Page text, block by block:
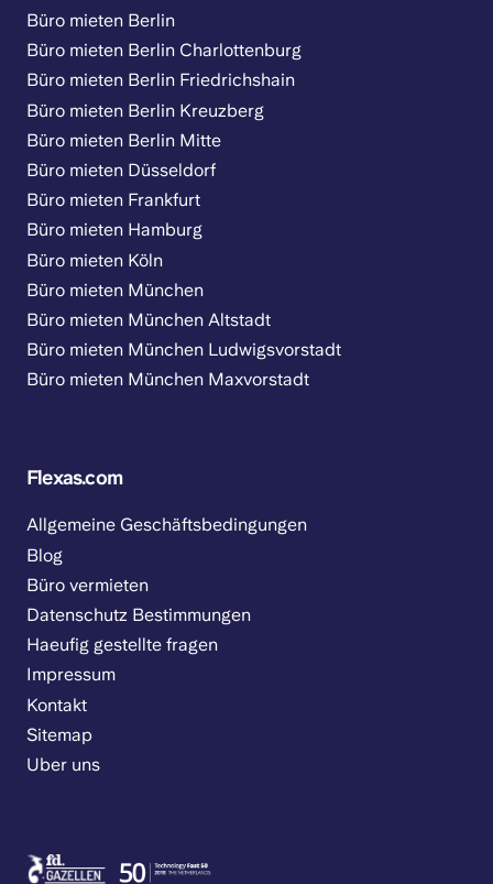
Büro mieten Berlin
Büro mieten Berlin Charlottenburg
Büro mieten Berlin Friedrichshain
Büro mieten Berlin Kreuzberg
Büro mieten Berlin Mitte
Büro mieten Düsseldorf
Büro mieten Frankfurt
Büro mieten Hamburg
Büro mieten Köln
Büro mieten München
Büro mieten München Altstadt
Büro mieten München Ludwigsvorstadt
Büro mieten München Maxvorstadt
Flexas.com
Allgemeine Geschäftsbedingungen
Blog
Büro vermieten
Datenschutz Bestimmungen
Haeufig gestellte fragen
Impressum
Kontakt
Sitemap
Uber uns